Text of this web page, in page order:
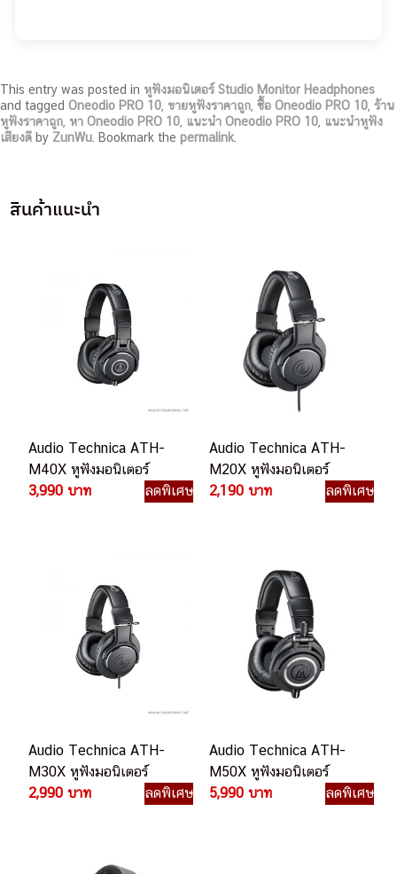
This entry was posted in หูฟังมอนิเตอร์ Studio Monitor Headphones
and tagged Oneodio PRO 10 ขายหูฟังราคาถูก ซื้อ Oneodio PRO 10 ร้าน
หูฟังราคาถูก หา Oneodio PRO 10 แนะนำ Oneodio PRO 10 แนะนำหูฟัง
เสียงดี by ZunWu . Bookmark the permalink
สินค้าแนะนำ
Audio Technica ATH-
M40X หูฟังมอนิเตอร์
3,990 บาท
ลดพิเศษ
Audio Technica ATH-
M20X หูฟังมอนิเตอร์
2,190 บาท
ลดพิเศษ
Audio Technica ATH-
M30X หูฟังมอนิเตอร์
2,990 บาท
ลดพิเศษ
Audio Technica ATH-
M50X หูฟังมอนิเตอร์
5,990 บาท
ลดพิเศษ